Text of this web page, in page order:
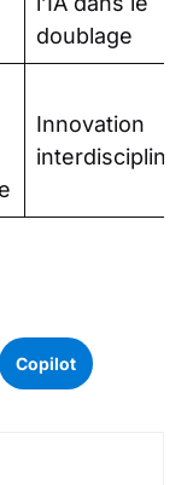
doublage
Innovation
Copilot